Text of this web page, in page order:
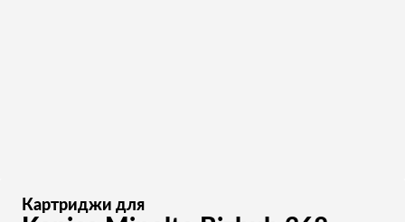
Картриджи для